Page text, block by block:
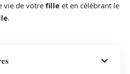
vie de votre fille et en célébrant le
.